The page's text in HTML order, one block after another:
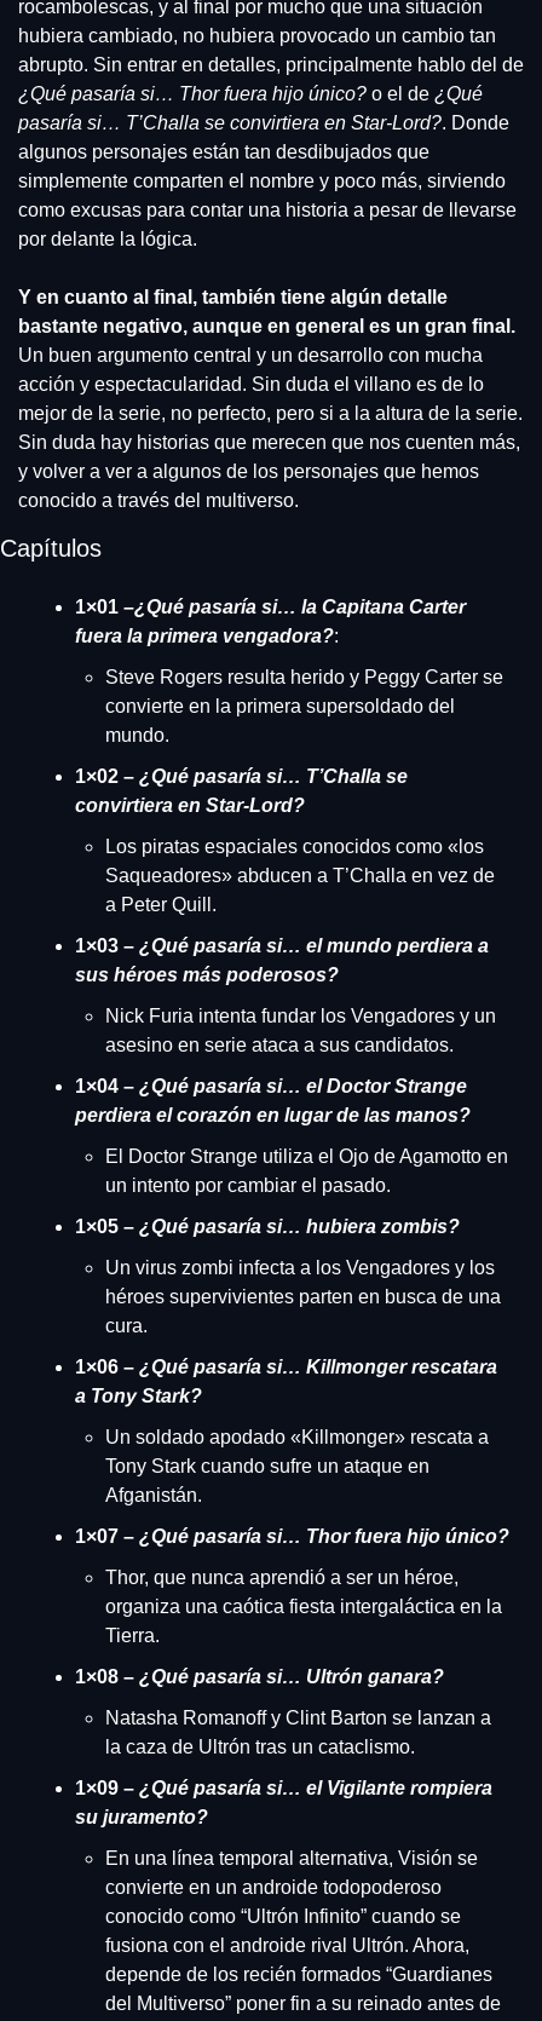
rocambolescas, y al final por mucho que una situación
hubiera cambiado, no hubiera provocado un cambio tan
¿Qué pasaría si… Thor fuera hijo único? o el de ¿Qué
pasaría si… T’Challa se convirtiera en Star-Lord?. Donde
algunos personajes están tan desdibujados que
simplemente comparten el nombre y poco más, sirviendo
como excusas para contar una historia a pesar de llevarse
por delante la lógica.
Y en cuanto al final, también tiene algún detalle
bastante negativo, aunque en general es un gran final.
Un buen argumento central y un desarrollo con mucha
acción y espectacularidad. Sin duda el villano es de lo
mejor de la serie, no perfecto, pero si a la altura de la serie.
Sin duda hay historias que merecen que nos cuenten más,
y volver a ver a algunos de los personajes que hemos
conocido a través del multiverso.
Capítulos
1×01 –¿Qué pasaría si… la Capitana Carter
fuera la primera vengadora?:
Steve Rogers resulta herido y Peggy Carter se
convierte en la primera supersoldado del
mundo.
1×02 – ¿Qué pasaría si… T’Challa se
convirtiera en Star-Lord?
Los piratas espaciales conocidos como «los
Saqueadores» abducen a T’Challa en vez de
a Peter Quill.
1×03 – ¿Qué pasaría si… el mundo perdiera a
sus héroes más poderosos?
Nick Furia intenta fundar los Vengadores y un
asesino en serie ataca a sus candidatos.
1×04 – ¿Qué pasaría si… el Doctor Strange
perdiera el corazón en lugar de las manos?
El Doctor Strange utiliza el Ojo de Agamotto en
un intento por cambiar el pasado.
1×05 – ¿Qué pasaría si… hubiera zombis?
Un virus zombi infecta a los Vengadores y los
héroes supervivientes parten en busca de una
cura.
1×06 – ¿Qué pasaría si… Killmonger rescatara
a Tony Stark?
Un soldado apodado «Killmonger» rescata a
Tony Stark cuando sufre un ataque en
Afganistán.
1×07 – ¿Qué pasaría si… Thor fuera hijo único?
Thor, que nunca aprendió a ser un héroe,
organiza una caótica fiesta intergaláctica en la
Tierra.
1×08 – ¿Qué pasaría si… Ultrón ganara?
Natasha Romanoff y Clint Barton se lanzan a
la caza de Ultrón tras un cataclismo.
1×09 – ¿Qué pasaría si… el Vigilante rompiera
su juramento?
En una línea temporal alternativa, Visión se
convierte en un androide todopoderoso
conocido como “Ultrón Infinito” cuando se
fusiona con el androide rival Ultrón. Ahora,
depende de los recién formados “Guardianes
del Multiverso” poner fin a su reinado antes de